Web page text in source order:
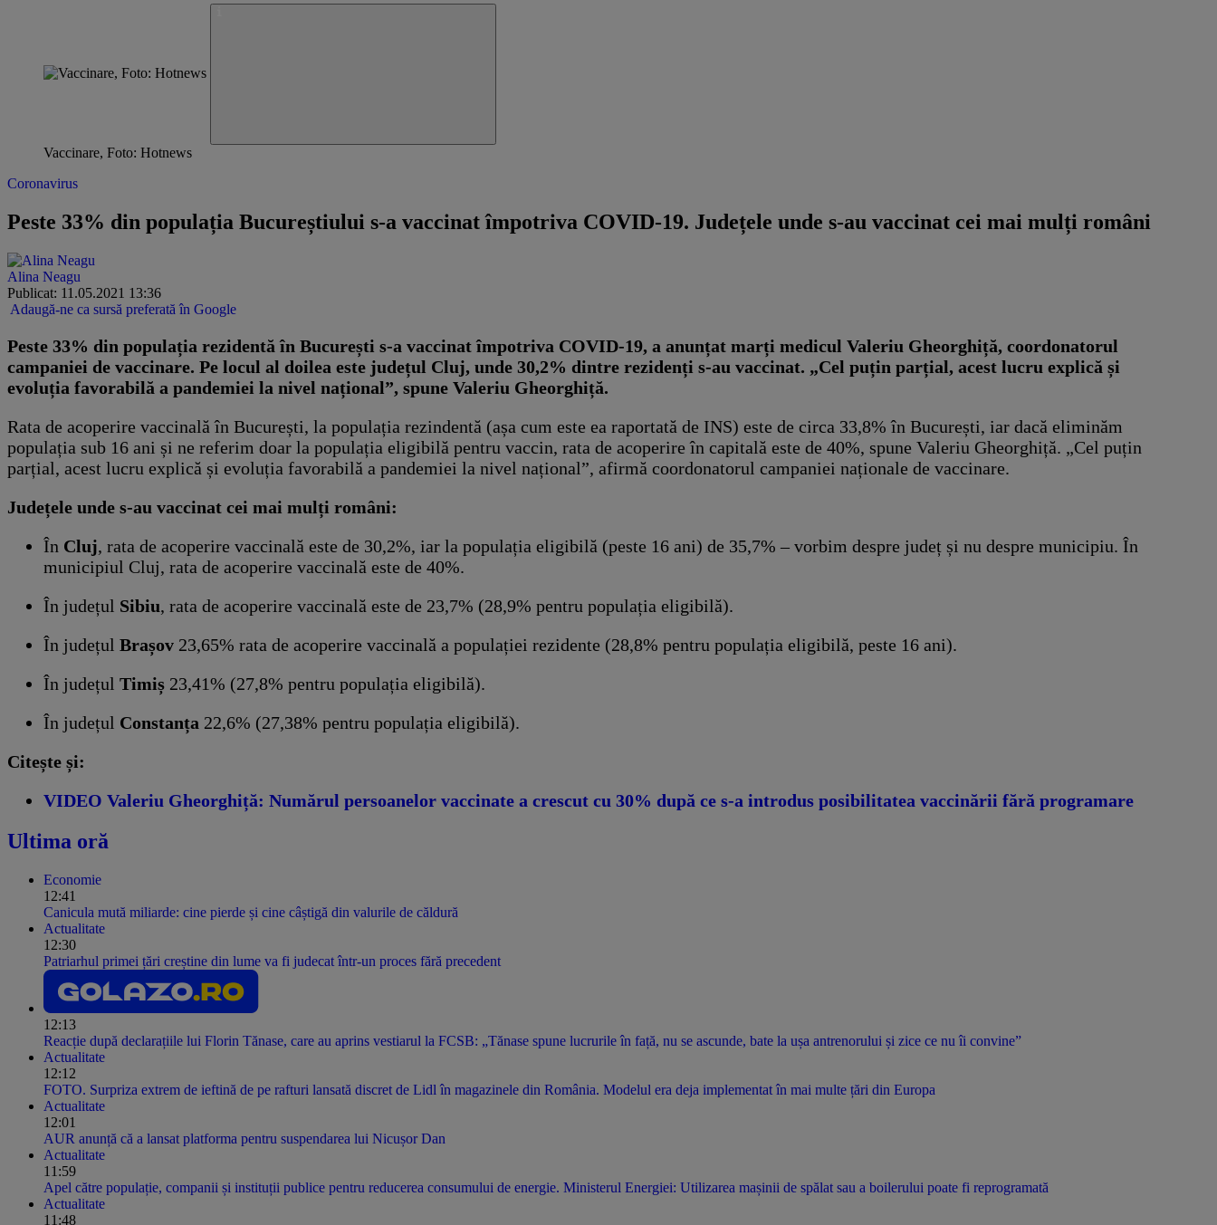
Vaccinare, Foto: Hotnews
Coronavirus
Peste 33% din populația Bucureștiului s-a vaccinat împotriva COVID-19. Județele unde s-au vaccinat cei mai mulți români
Alina Neagu
Publicat: 11.05.2021 13:36
Adaugă-ne ca sursă preferată în Google
Peste 33% din populația rezidentă în București s-a vaccinat împotriva COVID-19, a anunțat marți medicul Valeriu Gheorghiță, coordonatorul
campaniei de vaccinare. Pe locul al doilea este județul Cluj, unde 30,2% dintre rezidenți s-au vaccinat. „Cel puțin parțial, acest lucru explică și
evoluția favorabilă a pandemiei la nivel național”, spune Valeriu Gheorghiță.
Rata de acoperire vaccinală în București, la populația rezindentă (așa cum este ea raportată de INS) este de circa 33,8% în București, iar dacă eliminăm
populația sub 16 ani și ne referim doar la populația eligibilă pentru vaccin, rata de acoperire în capitală este de 40%, spune Valeriu Gheorghiță. „Cel puțin
parțial, acest lucru explică și evoluția favorabilă a pandemiei la nivel național”, afirmă coordonatorul campaniei naționale de vaccinare.
Județele unde s-au vaccinat cei mai mulți români:
În Cluj, rata de acoperire vaccinală este de 30,2%, iar la populația eligibilă (peste 16 ani) de 35,7% – vorbim despre județ și nu despre municipiu. În
municipiul Cluj, rata de acoperire vaccinală este de 40%.
În județul Sibiu, rata de acoperire vaccinală este de 23,7% (28,9% pentru populația eligibilă).
În județul Brașov 23,65% rata de acoperire vaccinală a populației rezidente (28,8% pentru populația eligibilă, peste 16 ani).
În județul Timiș 23,41% (27,8% pentru populația eligibilă).
În județul Constanța 22,6% (27,38% pentru populația eligibilă).
Citește și:
VIDEO Valeriu Gheorghiță: Numărul persoanelor vaccinate a crescut cu 30% după ce s-a introdus posibilitatea vaccinării fără programare
Ultima oră
Economie
12:41
Canicula mută miliarde: cine pierde și cine câștigă din valurile de căldură
Actualitate
12:30
Patriarhul primei țări creștine din lume va fi judecat într-un proces fără precedent
12:13
Reacție după declarațiile lui Florin Tănase, care au aprins vestiarul la FCSB: „Tănase spune lucrurile în față, nu se ascunde, bate la ușa antrenorului și zice ce nu îi convine”
Actualitate
12:12
FOTO. Surpriza extrem de ieftină de pe rafturi lansată discret de Lidl în magazinele din România. Modelul era deja implementat în mai multe țări din Europa
Actualitate
12:01
AUR anunță că a lansat platforma pentru suspendarea lui Nicușor Dan
Actualitate
11:59
Apel către populație, companii și instituții publice pentru reducerea consumului de energie. Ministerul Energiei: Utilizarea mașinii de spălat sau a boilerului poate fi reprogramată
Actualitate
11:48